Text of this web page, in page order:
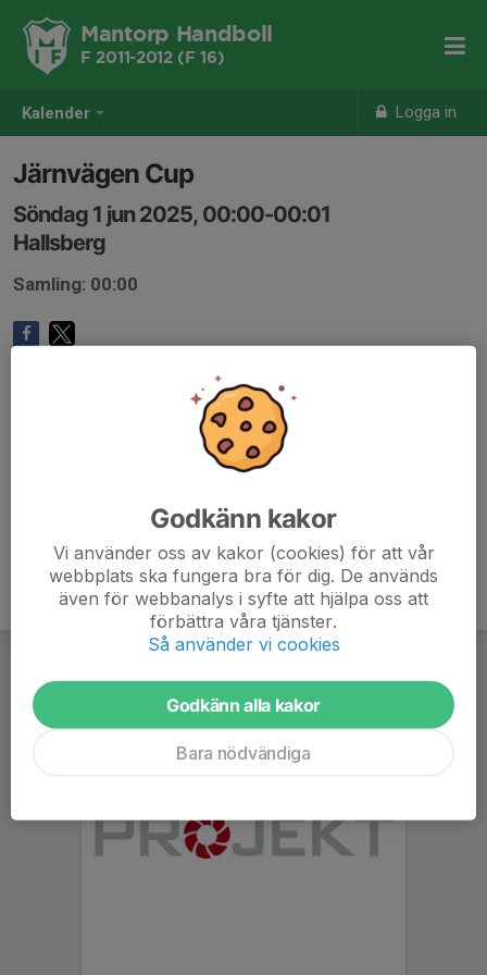
Kalender Logga in
Mantorp Handboll
F 2011-2012 (F 16)
Järnvägen Cup
Söndag 1 jun 2025, 00:00-00:01
Hallsberg
Samling: 00:00
Godkänn kakor
Vi använder oss av kakor (cookies) för att vår
webbplats ska fungera bra för dig. De används
även för webbanalys i syfte att hjälpa oss att
förbättra våra tjänster.
Så använder vi cookies
Godkänn alla kakor
Bara nödvändiga